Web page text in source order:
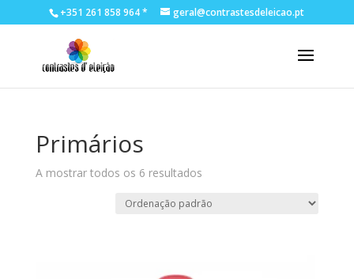
+351 261 858 964 * geral@contrastesdeleicao.pt
Primários
A mostrar todos os 6 resultados